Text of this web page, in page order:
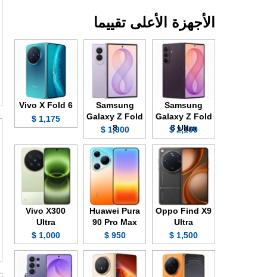
الأجهزة الأعلى تقييما
Samsung
Galaxy Z Fold
8 Ultra
2,100 $
Samsung
Galaxy Z Fold
8
1,900 $
Vivo X Fold 6
1,175 $
Oppo Find X9
Ultra
1,500 $
Huawei Pura
90 Pro Max
950 $
Vivo X300
Ultra
1,000 $